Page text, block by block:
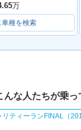
年 CrossCub
・マイナーチェ
万
車種を検索
んな人たちが乗っ
リティーランFINAL（